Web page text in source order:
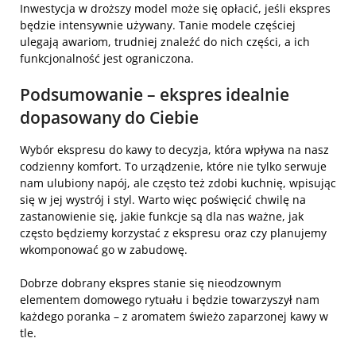
Inwestycja w droższy model może się opłacić, jeśli ekspres
będzie intensywnie używany. Tanie modele częściej
ulegają awariom, trudniej znaleźć do nich części, a ich
funkcjonalność jest ograniczona.
Podsumowanie – ekspres idealnie
dopasowany do Ciebie
Wybór ekspresu do kawy to decyzja, która wpływa na nasz
codzienny komfort. To urządzenie, które nie tylko serwuje
nam ulubiony napój, ale często też zdobi kuchnię, wpisując
się w jej wystrój i styl. Warto więc poświęcić chwilę na
zastanowienie się, jakie funkcje są dla nas ważne, jak
często będziemy korzystać z ekspresu oraz czy planujemy
wkomponować go w zabudowę.
Dobrze dobrany ekspres stanie się nieodzownym
elementem domowego rytuału i będzie towarzyszył nam
każdego poranka – z aromatem świeżo zaparzonej kawy w
tle.